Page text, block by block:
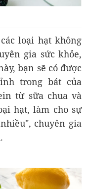
loại hạt không
gia sức khỏe,
bạn sẽ có được
trong bát của
từ sữa chua và
hạt, làm cho sự
chuyên gia